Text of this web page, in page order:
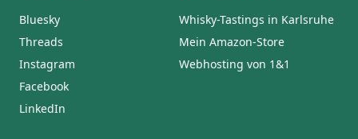
Bluesky
Threads
Instagram
Facebook
LinkedIn
Whisky-Tastings in Karlsruhe
Mein Amazon-Store
Webhosting von 1&1